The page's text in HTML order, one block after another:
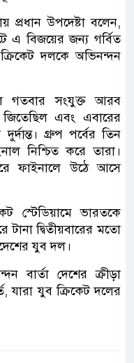
উপদেষ্টা বলেন,
এ বিজয়ের জন্য গর্বিত
দলকে অভিনন্দন
গতবার সংযুক্ত আরব
এবং এবারের
গ্রুপ পর্বের তিন
নিশ্চিত করে তারা।
ফাইনালে উঠে আসে
স্টেডিয়ামে ভারতকে
দ্বিতীয়বারের মতো
যুব দল।
বার্তা দেশের ক্রীড়া
যারা যুব ক্রিকেট দলের